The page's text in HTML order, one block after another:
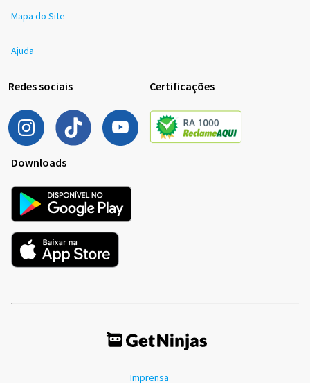
Mapa do Site
Ajuda
Redes sociais Certificações
Downloads
Imprensa